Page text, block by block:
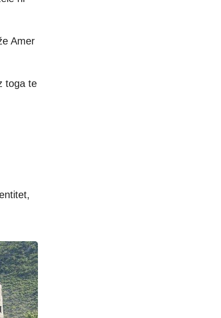
Amer
toga te